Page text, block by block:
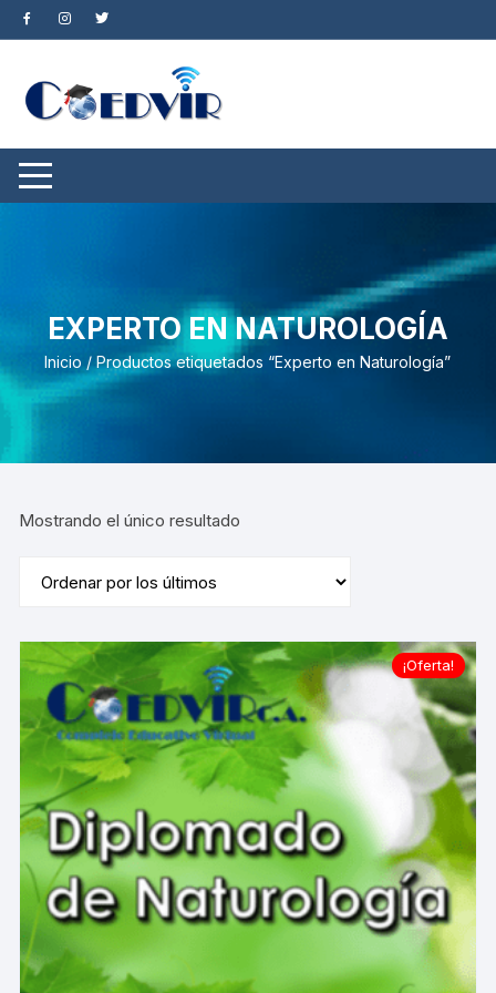
Saltar
al
EXPERTO EN NATUROLOGÍA
Inicio / Productos etiquetados “Experto en Naturología”
Mostrando el único resultado
¡Oferta!